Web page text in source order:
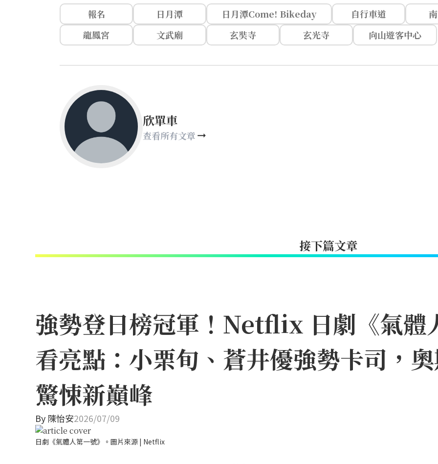
報名 日月潭 日月潭Come! Bikeday 自行車道
龍鳳宮
文武廟 玄奘寺 玄光寺 向山遊客中心
欣單車
查看所有文章
接下篇文章
強勢登日榜冠軍！Netflix 日劇《氣體
看亮點：小栗旬、蒼井優強勢卡司，
驚悚新巔峰
By陳怡安2026/07/09
日劇《氣體人第一號》。圖片來源 | Netflix